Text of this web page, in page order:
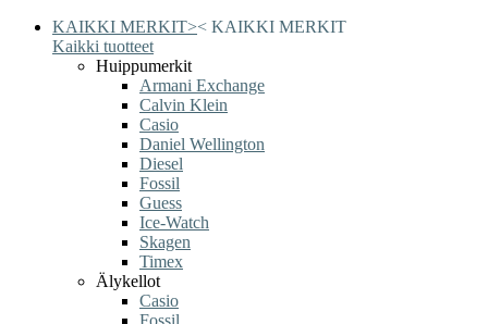
KAIKKI MERKIT>< KAIKKI MERKIT
Kaikki tuotteet
Huippumerkit
Armani Exchange
Calvin Klein
Casio
Daniel Wellington
Diesel
Fossil
Guess
Ice-Watch
Skagen
Timex
Älykellot
Casio
Fossil